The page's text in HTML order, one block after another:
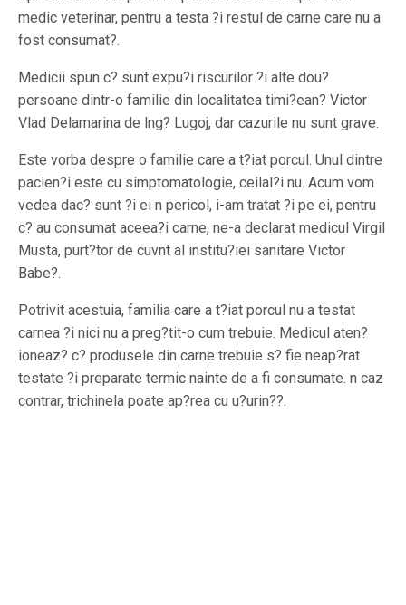
medic veterinar, pentru a testa ?i restul de carne care nu a
fost consumat?.
Medicii spun c? sunt expu?i riscurilor ?i alte dou?
persoane dintr-o familie din localitatea timi?ean? Victor
Vlad Delamarina de lng? Lugoj, dar cazurile nu sunt grave.
Este vorba despre o familie care a t?iat porcul. Unul dintre
pacien?i este cu simptomatologie, ceilal?i nu. Acum vom
vedea dac? sunt ?i ei n pericol, i-am tratat ?i pe ei, pentru
c? au consumat aceea?i carne, ne-a declarat medicul Virgil
Musta, purt?tor de cuvnt al institu?iei sanitare Victor
Babe?.
Potrivit acestuia, familia care a t?iat porcul nu a testat
carnea ?i nici nu a preg?tit-o cum trebuie. Medicul aten?
ioneaz? c? produsele din carne trebuie s? fie neap?rat
testate ?i preparate termic nainte de a fi consumate. n caz
contrar, trichinela poate ap?rea cu u?urin??.